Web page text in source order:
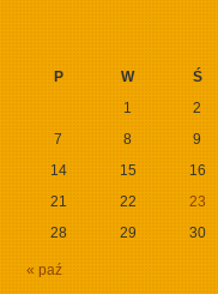
P W Ś
« paź
1 2
7
8 9
14
15 16
21
22 23
28
29 30